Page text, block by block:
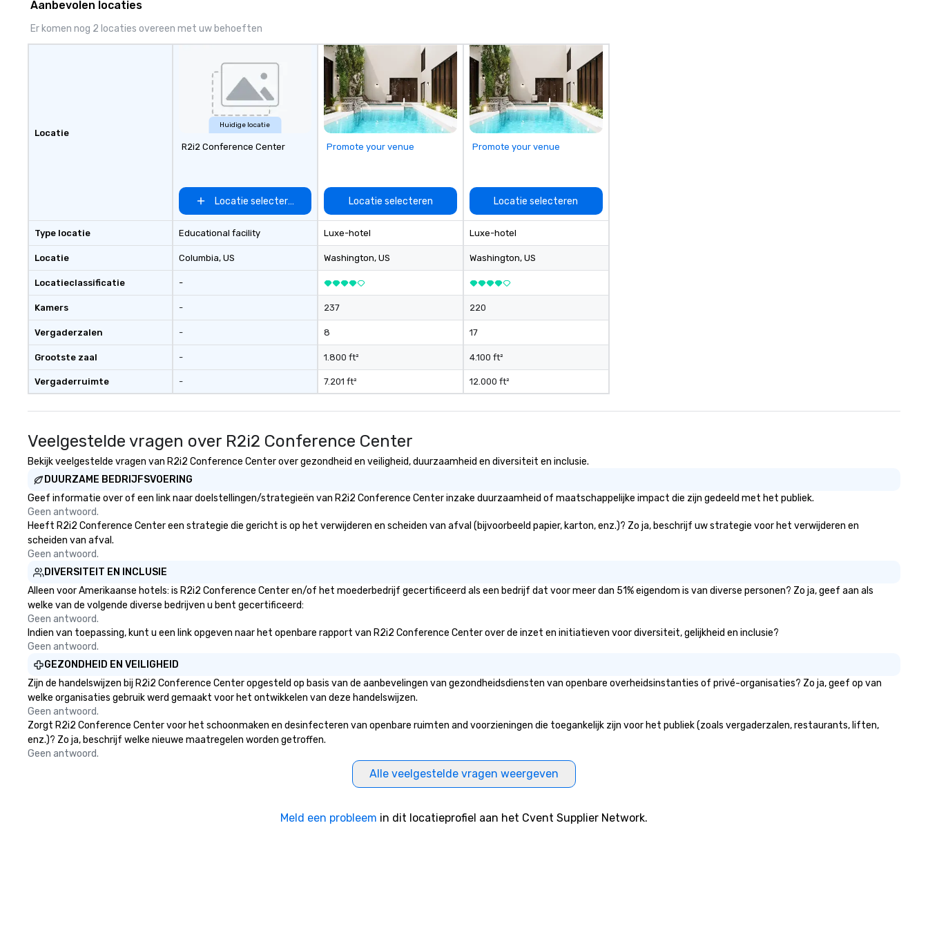
celebration, CPBR Activation
create unforgettable moments
that drive connection,
engagement, and lasting impact
Carolina and the City of Charlotte.
Aanbevolen locaties
Er komen nog 2 locaties overeen met uw behoeften
Locatie
Type locatie
Locatie
Locatieclassificatie
Kamers
Vergaderzalen
Grootste zaal
Vergaderruimte
Huidige locatie
R2i2 Conference Center
Locatie selecteren
Educational facility
Columbia, US
-
-
-
-
-
Promote your venue
Locatie selecteren
Luxe-hotel
Washington, US
237
8
1.800 ft²
7.201 ft²
Promote your venue
Locatie selecteren
Luxe-hotel
Washington, US
220
17
4.100 ft²
12.000 ft²
Veelgestelde vragen over R2i2 Conference Center
Bekijk veelgestelde vragen van R2i2 Conference Center over gezondheid en veiligheid, duurzaamheid en diversiteit en inclusie.
DUURZAME BEDRIJFSVOERING
Geef informatie over of een link naar doelstellingen/strategieën van R2i2 Conference Center inzake duurzaamheid of maatschappelijke impact die zijn gedeeld met het publiek.
Geen antwoord.
Heeft R2i2 Conference Center een strategie die gericht is op het verwijderen en scheiden van afval (bijvoorbeeld papier, karton, enz.)? Zo ja, beschrijf uw strategie voor het verwijderen en
scheiden van afval.
Geen antwoord.
DIVERSITEIT EN INCLUSIE
Alleen voor Amerikaanse hotels: is R2i2 Conference Center en/of het moederbedrijf gecertificeerd als een bedrijf dat voor meer dan 51% eigendom is van diverse personen? Zo ja, geef aan als
welke van de volgende diverse bedrijven u bent gecertificeerd:
Geen antwoord.
Indien van toepassing, kunt u een link opgeven naar het openbare rapport van R2i2 Conference Center over de inzet en initiatieven voor diversiteit, gelijkheid en inclusie?
Geen antwoord.
GEZONDHEID EN VEILIGHEID
Zijn de handelswijzen bij R2i2 Conference Center opgesteld op basis van de aanbevelingen van gezondheidsdiensten van openbare overheidsinstanties of privé-organisaties? Zo ja, geef op van
welke organisaties gebruik werd gemaakt voor het ontwikkelen van deze handelswijzen.
Geen antwoord.
Zorgt R2i2 Conference Center voor het schoonmaken en desinfecteren van openbare ruimten and voorzieningen die toegankelijk zijn voor het publiek (zoals vergaderzalen, restaurants, liften,
enz.)? Zo ja, beschrijf welke nieuwe maatregelen worden getroffen.
Geen antwoord.
Alle veelgestelde vragen weergeven
Meld een probleem in dit locatieprofiel aan het Cvent Supplier Network.